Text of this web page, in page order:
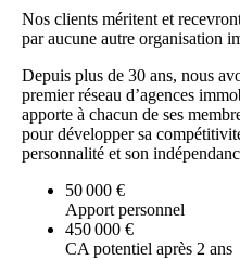
Nos clients méritent et
par aucune autre organisation
Depuis plus de 30 ans, nous
premier réseau d’agences
apporte à chacun de ses
pour développer sa
personnalité et son
50 000 €
Apport personnel
450 000 €
CA potentiel après 2 ans